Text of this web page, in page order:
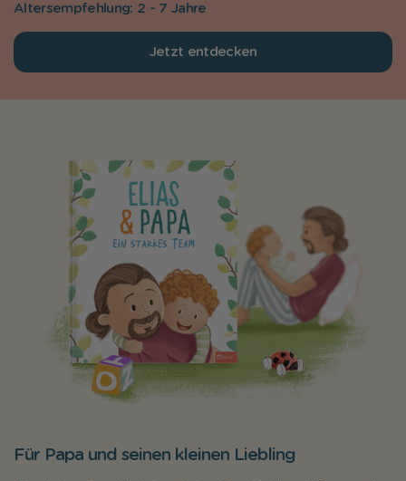
Altersempfehlung: 2 - 7 Jahre
Jetzt entdecken
Für Papa und seinen kleinen Liebling